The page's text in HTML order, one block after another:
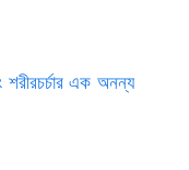
শরীরচর্চার এক অনন্য